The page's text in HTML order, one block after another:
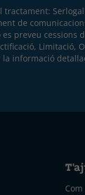
tractament:
de
preveu cessions
Limitació,
la informació